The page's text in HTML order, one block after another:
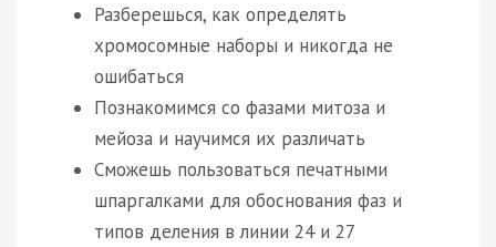
Разберешься, как определять
хромосомные наборы и никогда не
ошибаться
Познакомимся со фазами митоза и
мейоза и научимся их различать
Сможешь пользоваться печатными
шпаргалками для обоснования фаз и
типов деления в линии 24 и 27